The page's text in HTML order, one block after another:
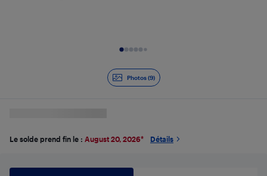
Photos (9)
Le solde prend fin le : August 20, 2026* Détails